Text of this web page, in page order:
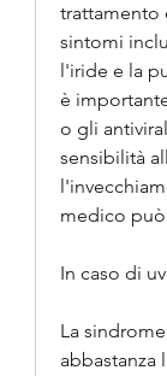
trattamento
sintomi
l'iride e la
è
o gli
sensibilità
medico
In caso di
La
abbastanza